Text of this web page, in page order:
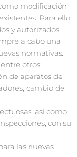
modificación
Para ello,
y autorizados
a cabo una
normativas.
otros:
de aparatos de
cambio de
así como
con su
las nuevas